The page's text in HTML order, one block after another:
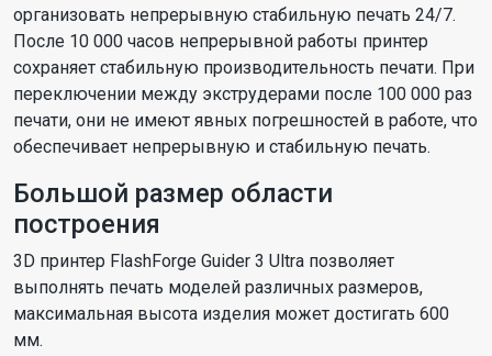
организовать непрерывную стабильную печать 24/7.
После 10 000 часов непрерывной работы принтер
сохраняет стабильную производительность печати. При
переключении между экструдерами после 100 000 раз
печати, они не имеют явных погрешностей в работе, что
обеспечивает непрерывную и стабильную печать.
Большой размер области
построения
3D принтер FlashForge Guider 3 Ultra позволяет
выполнять печать моделей различных размеров,
максимальная высота изделия может достигать 600
мм.